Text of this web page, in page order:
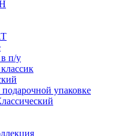
п/у
упаковке